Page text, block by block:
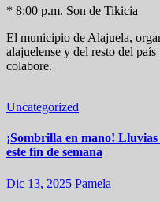
* 8:00 p.m. Son de Tikicia
El municipio de Alajuela,
alajuelense y del resto del
colabore.
Uncategorized
¡Sombrilla en mano!
este fin de semana
Dic 13, 2025 Pamela